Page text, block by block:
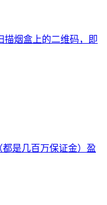
描烟盒上的二维码，即
是几百万保证金）盈